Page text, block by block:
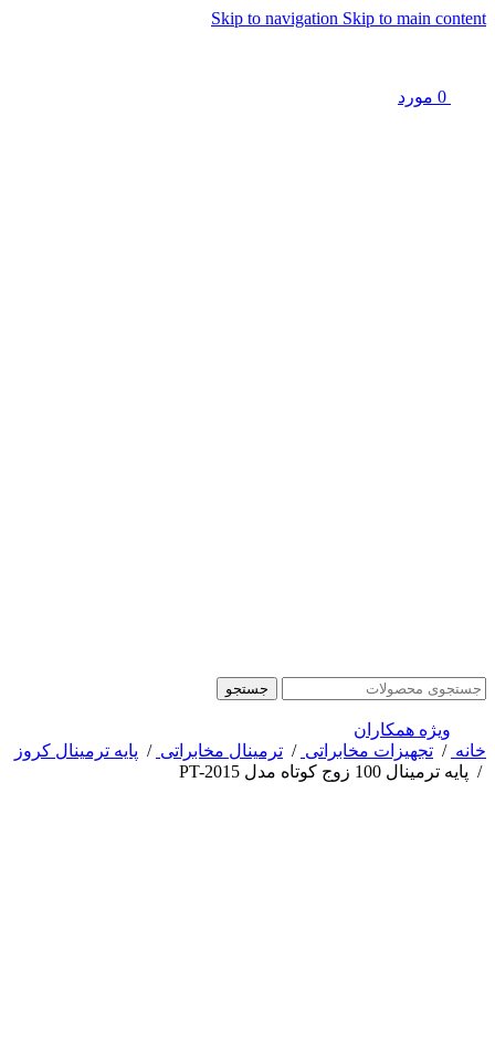
Skip to navigation Skip to main content
0 مورد
جستجو
ویژه همکاران
خانه / تجهیزات مخابراتی / ترمینال مخابراتی / پایه ترمینال کروز
/ پایه ترمینال 100 زوج کوتاه مدل PT-2015